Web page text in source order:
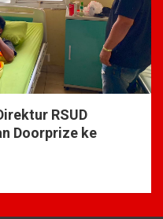
RSUD
Doorprize ke